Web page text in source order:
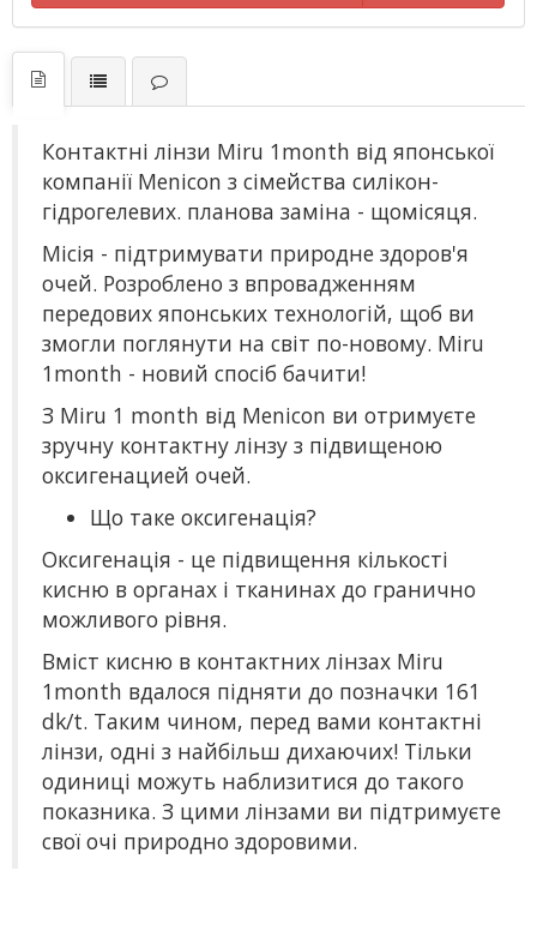
Контактні лінзи Miru 1month від японської
компанії Menicon з сімейства силікон-
гідрогелевих. планова заміна - щомісяця.
Місія - підтримувати природне здоров'я
очей. Розроблено з впровадженням
передових японських технологій, щоб ви
змогли поглянути на світ по-новому. Miru
1month - новий спосіб бачити!
З Miru 1 month від Menicon ви отримуєте
зручну контактну лінзу з підвищеною
оксигенацией очей.
Що таке оксигенація?
Оксигенація - це підвищення кількості
кисню в органах і тканинах до гранично
можливого рівня.
Вміст кисню в контактних лінзах Miru
1month вдалося підняти до позначки 161
dk/t. Таким чином, перед вами контактні
лінзи, одні з найбільш дихаючих! Тільки
одиниці можуть наблизитися до такого
показника. З цими лінзами ви підтримуєте
свої очі природно здоровими.